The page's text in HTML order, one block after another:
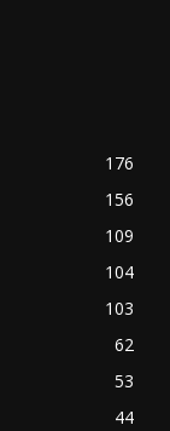
176
156
109
104
103
62
53
44